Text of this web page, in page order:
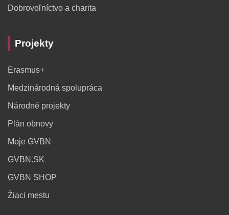
Dobrovoľníctvo a charita
Projekty
Erasmus+
Medzinárodná spolupráca
Národné projekty
Plán obnovy
Moje GVBN
GVBN.SK
GVBN SHOP
Žiaci mestu